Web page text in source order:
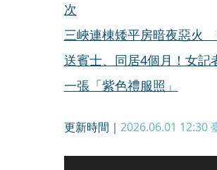
次
三峽連棟矮平房暗夜惡火
送賓士、同居4個月！女
一張「紫色禮服照」
更新時間｜ 2026.06.01 12:30